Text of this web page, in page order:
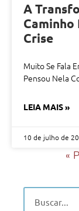
A
Caminho
Crise
Muito Se Fala
Pensou Nela
LEIA MAIS »
10 de julho de
«